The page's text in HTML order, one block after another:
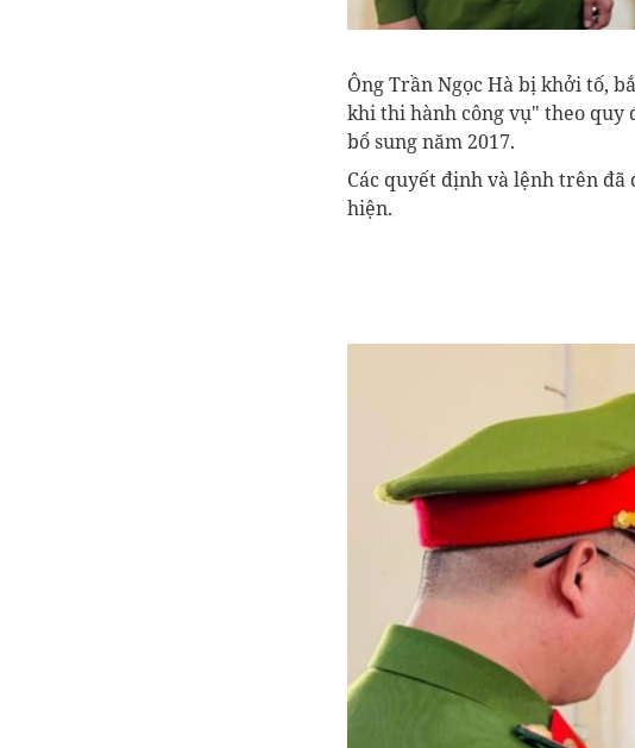
Ông Trần Ngọc Hà bị khởi tố,
khi thi hành công vụ" theo quy
bổ sung năm 2017.
Các quyết định và lệnh trên
hiện.